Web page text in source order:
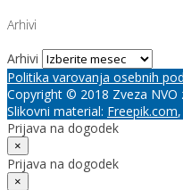
Arhivi
Arhivi
Politika varovanja osebnih
Copyright © 2018 Zveza NVO
Slikovni material: Freepik.com
Prijava na dogodek
×
Prijava na dogodek
×